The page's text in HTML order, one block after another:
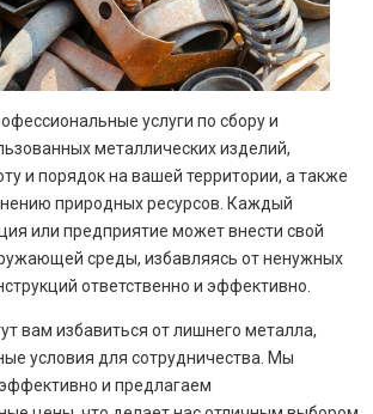
услуги по сбору и
металлических изделий,
и порядок на вашей территории, а также
природных ресурсов. Каждый
или предприятие может внести свой
среды, избавляясь от ненужных
ответственно и эффективно.
вам избавиться от лишнего металла,
условия для сотрудничества. Мы
и предлагаем